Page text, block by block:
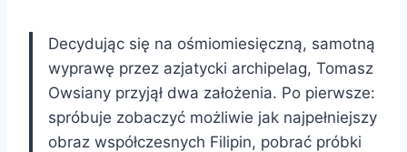
Decydując się na ośmiomiesięczną, samotną
wyprawę przez azjatycki archipelag, Tomasz
Owsiany przyjął dwa założenia. Po pierwsze:
spróbuje zobaczyć możliwie jak najpełniejszy
obraz współczesnych Filipin, pobrać próbki